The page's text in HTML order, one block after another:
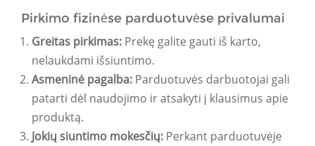
Pirkimo fizinėse parduotuvėse privalumai
Greitas pirkimas: Prekę galite gauti iš karto,
nelaukdami išsiuntimo.
Asmeninė pagalba: Parduotuvės darbuotojai gali
patarti dėl naudojimo ir atsakyti į klausimus apie
produktą.
Jokių siuntimo mokesčių: Perkant parduotuvėje